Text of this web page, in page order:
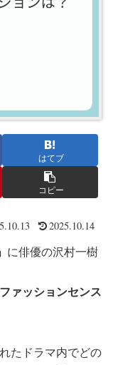
はてブ
コピー
2025.10.14
に俳優の沢村一樹
ァッションセンス
たドラマ内でどの